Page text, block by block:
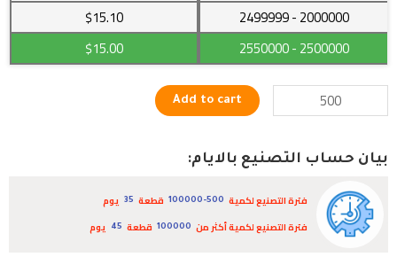
2000000
- 2499999
$15.10
2500000
- 2550000
$15.00
Add to cart
بيان حساب التصنيع بالايام:
فترة التصنيع لكمية 100000-500 قطعة 35
يوم
فترة التصنيع لكمية أكثر من
100000 قطعة 45 يوم